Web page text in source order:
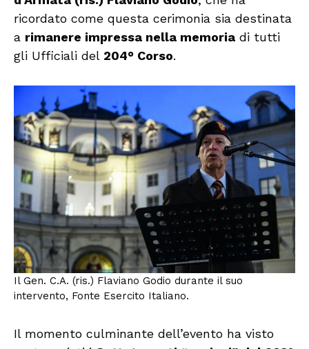
ricordato come questa cerimonia sia destinata
a rimanere impressa nella memoria di tutti
gli Ufficiali del 204° Corso.
Il Gen. C.A. (ris.) Flaviano Godio durante il suo
intervento, Fonte Esercito Italiano.
Il momento culminante dell’evento ha visto